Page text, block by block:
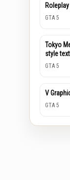
GTA 5
Tokyo
style
GTA 5
V
GTA 5